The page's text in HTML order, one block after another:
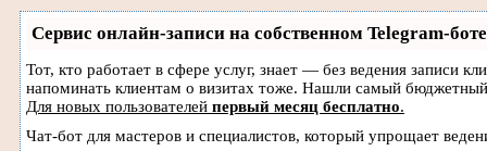
Сервис онлайн-записи на собственном Telegram-боте
Тот, кто работает в сфере услуг, знает — без ведения записи
напоминать клиентам о визитах тоже. Нашли самый
Для новых пользователей первый месяц бесплатно.
Чат-бот для мастеров и специалистов, который упрощает